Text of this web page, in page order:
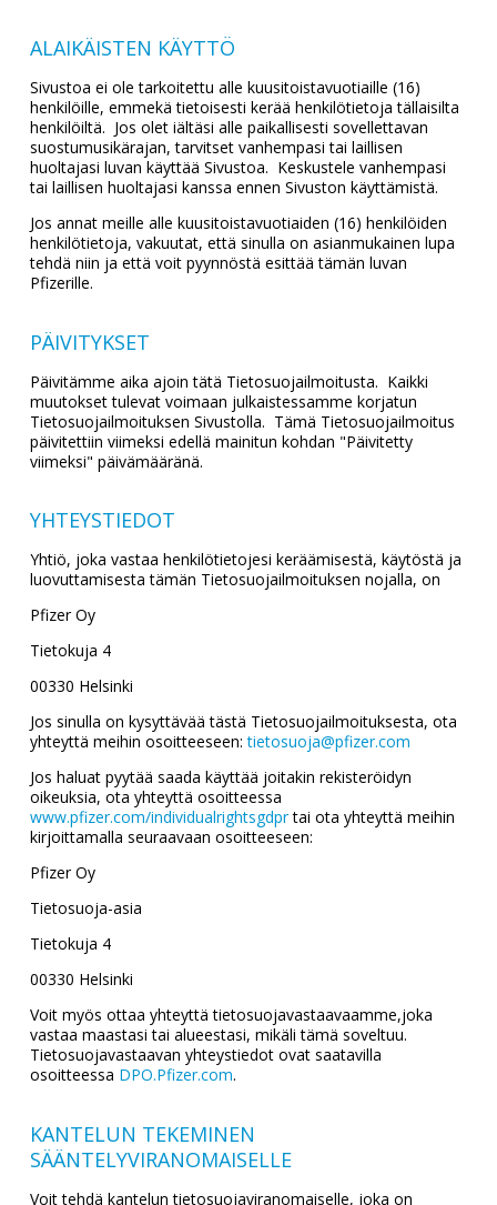
ALAIKÄISTEN KÄYTTÖ
Sivustoa ei ole tarkoitettu alle kuusitoistavuotiaille (16)
henkilöille, emmekä tietoisesti kerää henkilötietoja tällaisilta
henkilöiltä. Jos olet iältäsi alle paikallisesti sovellettavan
suostumusikärajan, tarvitset vanhempasi tai laillisen
huoltajasi luvan käyttää Sivustoa. Keskustele vanhempasi
tai laillisen huoltajasi kanssa ennen Sivuston käyttämistä.
Jos annat meille alle kuusitoistavuotiaiden (16) henkilöiden
henkilötietoja, vakuutat, että sinulla on asianmukainen lupa
tehdä niin ja että voit pyynnöstä esittää tämän luvan
Pfizerille.
PÄIVITYKSET
Päivitämme aika ajoin tätä Tietosuojailmoitusta. Kaikki
muutokset tulevat voimaan julkaistessamme korjatun
Tietosuojailmoituksen Sivustolla. Tämä Tietosuojailmoitus
päivitettiin viimeksi edellä mainitun kohdan "Päivitetty
viimeksi" päivämääränä.
YHTEYSTIEDOT
Yhtiö, joka vastaa henkilötietojesi keräämisestä, käytöstä ja
luovuttamisesta tämän Tietosuojailmoituksen nojalla, on
Pfizer Oy
Tietokuja 4
00330 Helsinki
Jos sinulla on kysyttävää tästä Tietosuojailmoituksesta, ota
yhteyttä meihin osoitteeseen:tietosuoja@pfizer.com
Jos haluat pyytää saada käyttää joitakin rekisteröidyn
oikeuksia, ota yhteyttä osoitteessa
www.pfizer.com/individualrightsgdprtai ota yhteyttä meihin
kirjoittamalla seuraavaan osoitteeseen:
Pfizer Oy
Tietosuoja-asia
Tietokuja 4
00330 Helsinki
Voit myös ottaa yhteyttä tietosuojavastaavaamme,joka
vastaa maastasi tai alueestasi, mikäli tämä soveltuu.
Tietosuojavastaavan yhteystiedot ovat saatavilla
osoitteessa DPO.Pfizer.com.
KANTELUN TEKEMINEN
SÄÄNTELYVIRANOMAISELLE
Voit tehdä kantelun tietosuojaviranomaiselle, joka on